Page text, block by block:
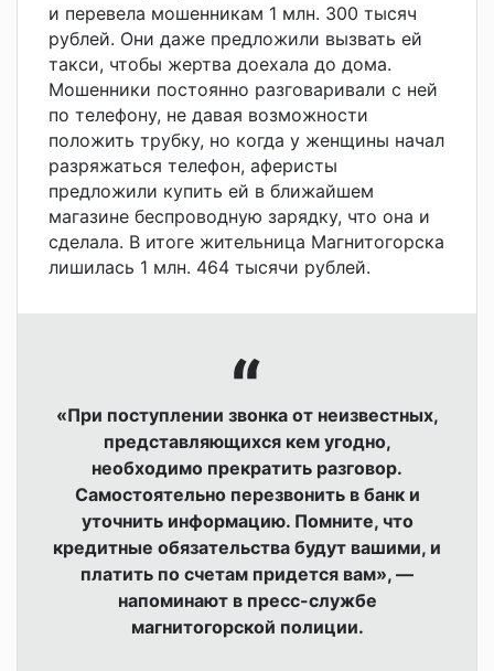
и перевела мошенникам 1 млн. 300 тысяч
рублей. Они даже предложили вызвать ей
такси, чтобы жертва доехала до дома.
Мошенники постоянно разговаривали с ней
по телефону, не давая возможности
положить трубку, но когда у женщины начал
разряжаться телефон, аферисты
предложили купить ей в ближайшем
магазине беспроводную зарядку, что она и
сделала. В итоге жительница Магнитогорска
лишилась 1 млн. 464 тысячи рублей.
«При поступлении звонка от неизвестных,
представляющихся кем угодно,
необходимо прекратить разговор.
Самостоятельно перезвонить в банк и
уточнить информацию. Помните, что
кредитные обязательства будут вашими, и
платить по счетам придется вам», —
напоминают в пресс-службе
магнитогорской полиции.